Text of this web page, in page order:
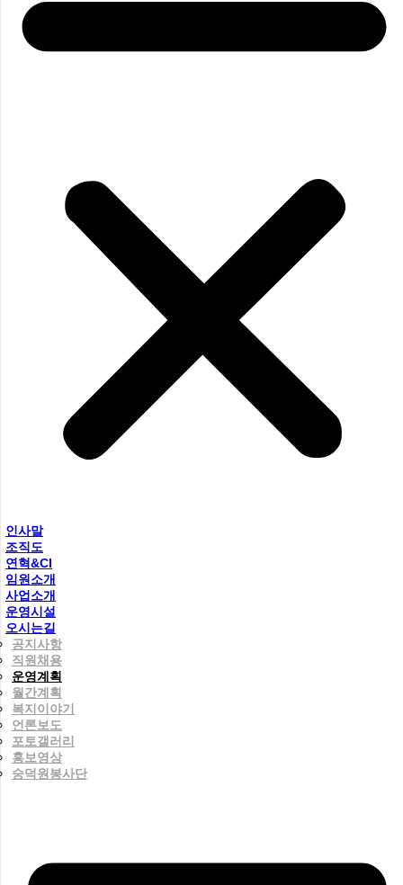
인사말
조직도
연혁&CI
임원소개
사업소개
운영시설
오시는길
공지사항
직원채용
운영계획
월간계획
복지이야기
언론보도
포토갤러리
홍보영상
숭덕원봉사단